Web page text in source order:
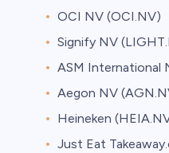
OCI NV (OCI.NV)
Signify NV
ASM International
Aegon NV
Heineken
Just Eat